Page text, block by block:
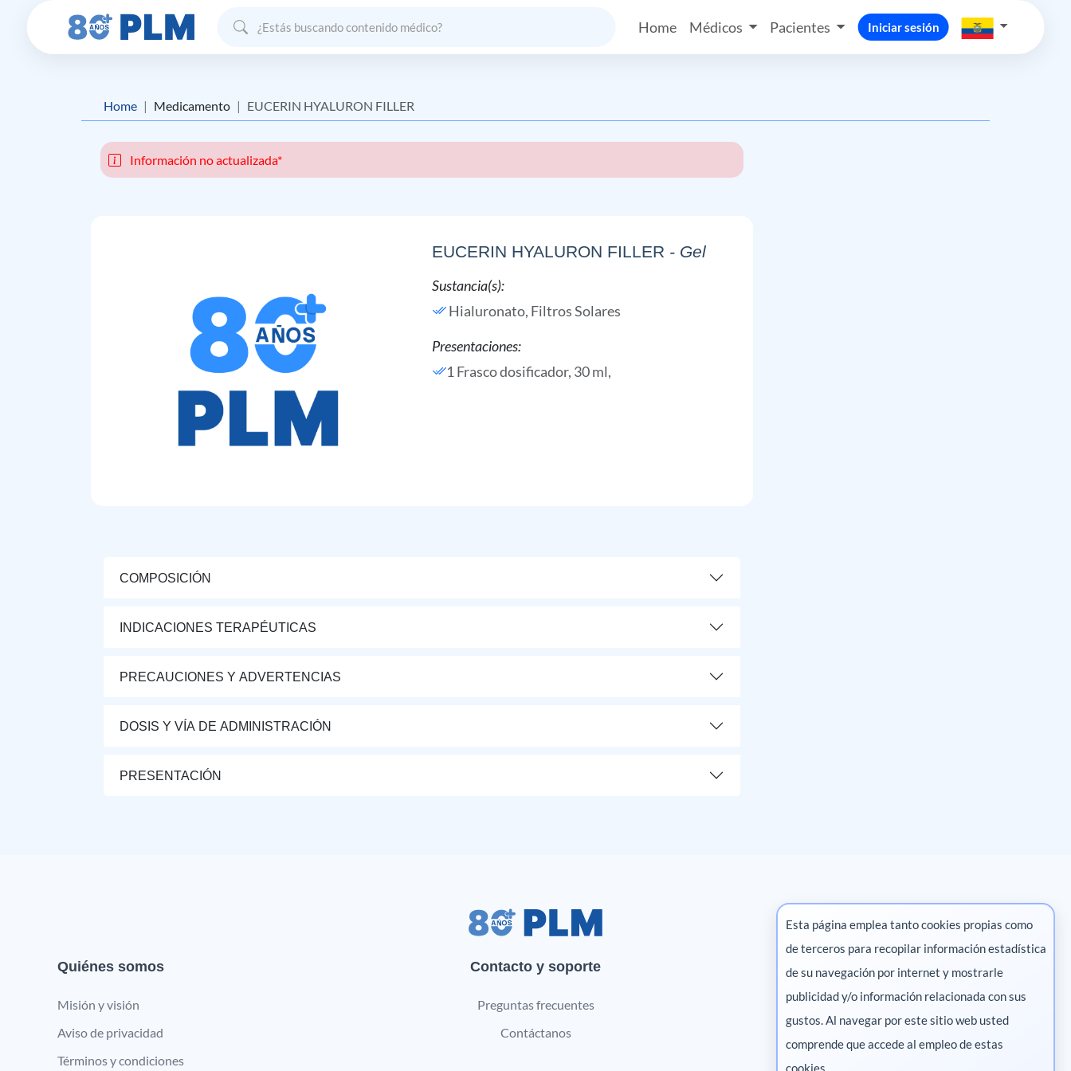
Home Médicos Pacientes Iniciar sesión
Home Medicamento EUCERIN HYALURON FILLER
Información no actualizada*
EUCERIN HYALURON FILLER - Gel
Sustancia(s):
Hialuronato, Filtros Solares
Presentaciones:
1 Frasco dosificador, 30 ml,
COMPOSICIÓN
INDICACIONES TERAPÉUTICAS
PRECAUCIONES Y ADVERTENCIAS
DOSIS Y VÍA DE ADMINISTRACIÓN
PRESENTACIÓN
Quiénes somos
Misión y visión
Aviso de privacidad
Términos y condiciones
Contacto y soporte
Preguntas frecuentes
Contáctanos
Marketing digital
Pharma
Esta página emplea tanto cookies propias como
de terceros para recopilar información estadística
de su navegación por internet y mostrarle
publicidad y/o información relacionada con sus
gustos. Al navegar por este sitio web usted
comprende que accede al empleo de estas
cookies.